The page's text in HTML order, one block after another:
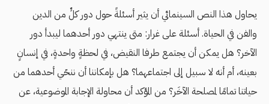
يحاول هذا النص السينمائي أن يثير أسئلةً حول دور كلٍّ من الدين
والفن في الحياة. أسئلة على غرار: متى ينتهي دور أحدهما ليبدأ دور
الآخر؟ هل يمكن أن يجتمع طرفا النقيض، في لحظةٍ واحدةٍ، في إنسانٍ
بعينه، أم أنه لا سبيل إلى اجتماعهما؟ هل بإمكاننا أن ننحّي أحدهما من
حياتنا تمامًا لمصلحة الآخَر؟ من المؤكد أن محاولة الإجابة الموضوعية، عن